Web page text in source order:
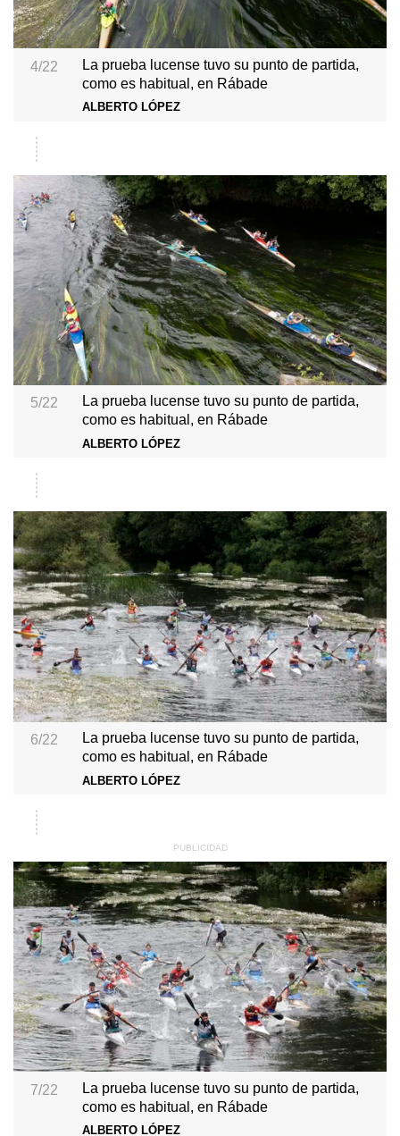
4/22
La prueba lucense tuvo su punto de partida,
como es habitual, en Rábade
ALBERTO LÓPEZ
5/22
La prueba lucense tuvo su punto de partida,
como es habitual, en Rábade
ALBERTO LÓPEZ
6/22
La prueba lucense tuvo su punto de partida,
como es habitual, en Rábade
ALBERTO LÓPEZ
7/22
La prueba lucense tuvo su punto de partida,
como es habitual, en Rábade
ALBERTO LÓPEZ